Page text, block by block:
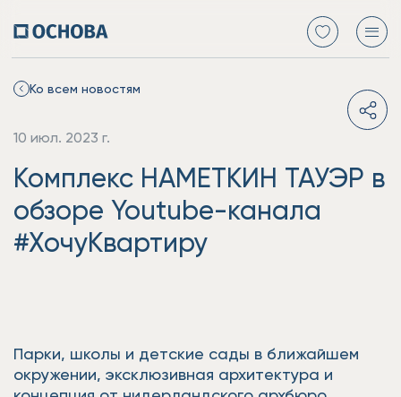
Ко всем новостям
10 июл. 2023 г.
Комплекс НАМЕТКИН ТАУЭР в
обзоре Youtube-канала
#ХочуКвартиру
Парки, школы и детские сады в ближайшем
окружении, эксклюзивная архитектура и